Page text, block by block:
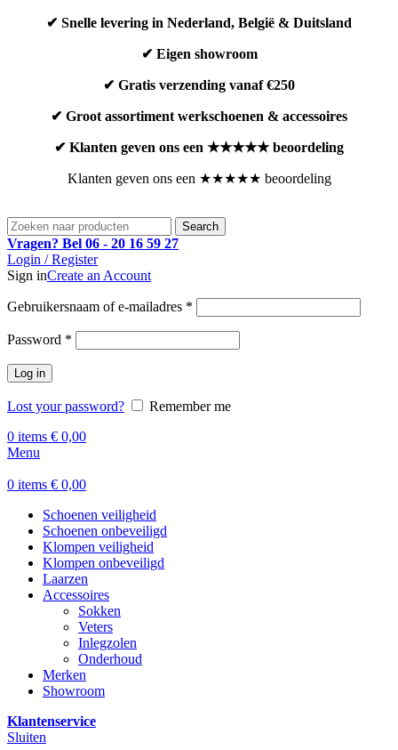
✔ Snelle levering in Nederland, België & Duitsland
✔ Eigen showroom
✔ Gratis verzending vanaf €250
✔ Groot assortiment werkschoenen & accessoires
✔ Klanten geven ons een ★★★★★ beoordeling
Klanten geven ons een ★★★★★ beoordeling
Search
Vragen? Bel 06 - 20 16 59 27
Login / Register
Sign inCreate an Account
Gebruikersnaam of e-mailadres *
Password *
Log in
Lost your password?
Remember me
0 items € 0,00
Menu
0 items € 0,00
Schoenen veiligheid
Schoenen onbeveiligd
Klompen veiligheid
Klompen onbeveiligd
Laarzen
Accessoires
Sokken
Veters
Inlegzolen
Onderhoud
Merken
Showroom
Klantenservice
Sluiten